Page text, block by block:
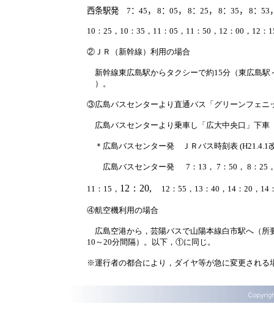
西条駅発 7 ： 45 ， 8 ： 05 ， 8 ： 25 ， 8 ： 35 ， 8 ： 53
10 ： 25 ， 10 ： 35 ， 11 ： 05 ， 11 ： 50 ， 12 ： 00 ， 12 ：
②ＪＲ（新幹線）利用の場合
新幹線東広島駅からタクシーで約15分（東広島駅
）。
③広島バスセンターより直通バス「グリーンフェニ
広島バスセンターより乗車し「広大中央口」下車
＊広島バスセンター発 ＪＲバス時刻表 (H21.4.1
広島バスセンター発 7 ： 13 ， 7 ： 50 ， 8 ： 25
11 ： 15 ， 12 ： 20, 12 ： 55 ， 13 ： 40 ， 14 ： 20 ， 14
④航空機利用の場合
広島空港から，芸陽バスで山陽本線白市駅へ（所
10 ～20分間隔）。以下，①に同じ。
※運行者の都合により，ダイヤ等が急に変更され